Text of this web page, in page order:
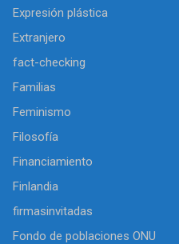
Expresión plástica
Extranjero
fact-checking
Familias
Feminismo
Filosofía
Financiamiento
Finlandia
firmasinvitadas
Fondo de poblaciones ONU